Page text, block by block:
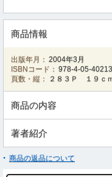
商品情報
出版年月： 2004年3月
ISBNコード： 978-4-05-
頁数・縦：
２８３Ｐ １９ｃ
商品の内容
著者紹介
商品の返品について